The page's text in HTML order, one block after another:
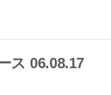
ス 06.08.17